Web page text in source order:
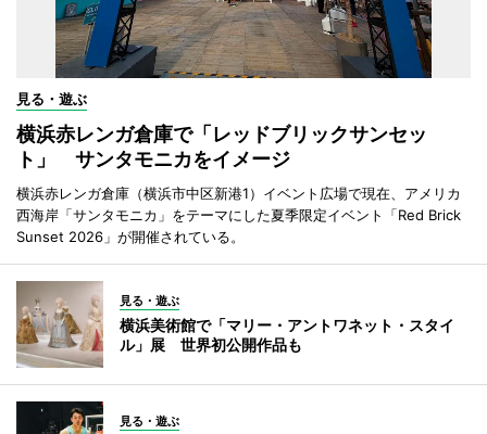
見る・遊ぶ
横浜赤レンガ倉庫で「レッドブリックサンセッ
ト」 サンタモニカをイメージ
横浜赤レンガ倉庫（横浜市中区新港1）イベント広場で現在、アメリカ
西海岸「サンタモニカ」をテーマにした夏季限定イベント「Red Brick
Sunset 2026」が開催されている。
見る・遊ぶ
横浜美術館で「マリー・アントワネット・スタイ
ル」展 世界初公開作品も
見る・遊ぶ